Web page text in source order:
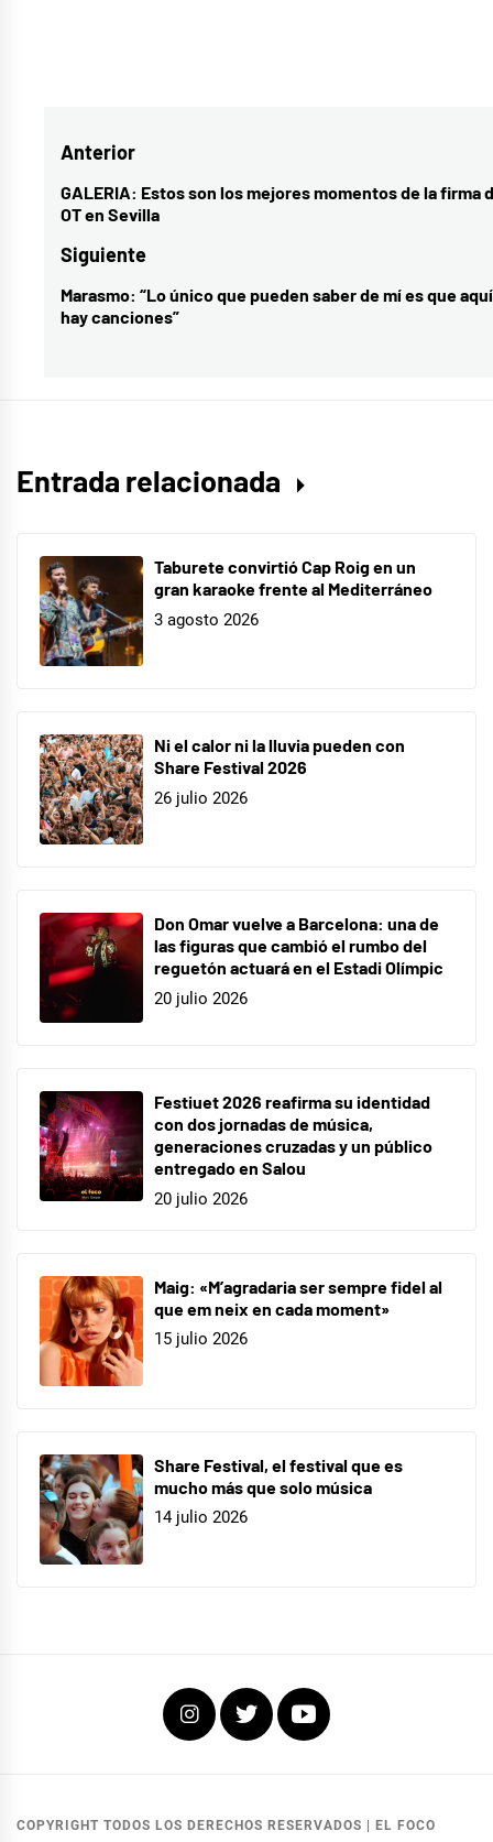
musical
chiara,
Denna
Kivi,
Omar,
2023,
Salma,
Violeta
Navegación
de
Anterior
Entrada
anterior:
GALERIA: Estos son los mejores momentos de la firma
OT en Sevilla
Siguiente
Entrada
siguiente:
Marasmo: “Lo único que pueden saber de mí es que aquí
hay canciones”
Entrada relacionada
Taburete convirtió Cap Roig en un
gran karaoke frente al Mediterráneo
3 agosto 2026
Ni el calor ni la lluvia pueden con
Share Festival 2026
26 julio 2026
Don Omar vuelve a Barcelona: una de
las figuras que cambió el rumbo del
reguetón actuará en el Estadi Olímpic
20 julio 2026
Festiuet 2026 reafirma su identidad
con dos jornadas de música,
generaciones cruzadas y un público
entregado en Salou
20 julio 2026
Maig: «M’agradaria ser sempre fidel al
que em neix en cada moment»
15 julio 2026
Share Festival, el festival que es
mucho más que solo música
14 julio 2026
InstagramTwitterYoutube
COPYRIGHT TODOS LOS DERECHOS RESERVADOS | EL FOCO